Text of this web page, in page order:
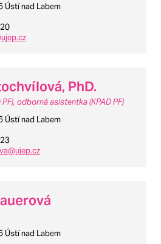
Ústí nad Labem
PhD.
odborná asistentka (KPAD PF)
Ústí nad Labem
Ústí nad Labem